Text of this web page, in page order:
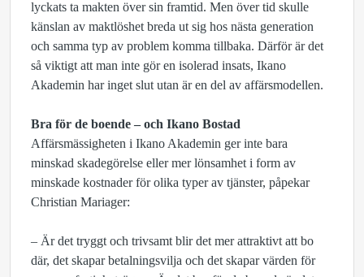
lyckats ta makten över sin framtid. Men över tid skulle
känslan av maktlöshet breda ut sig hos nästa generation
och samma typ av problem komma tillbaka. Därför är det
så viktigt att man inte gör en isolerad insats, Ikano
Akademin har inget slut utan är en del av affärsmodellen.
Bra för de boende – och Ikano Bostad
Affärsmässigheten i Ikano Akademin ger inte bara
minskad skadegörelse eller mer lönsamhet i form av
minskade kostnader för olika typer av tjänster, påpekar
Christian Mariager:
– Är det tryggt och trivsamt blir det mer attraktivt att bo
där, det skapar betalningsvilja och det skapar värden för